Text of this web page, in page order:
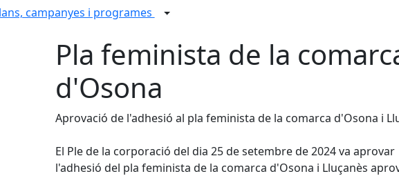
campanyes i programes
Pla feminista de la
d'Osona
Aprovació de l'adhesió al pla feminista de la comarca d'Osona i
El Ple de la corporació del dia 25 de setembre de 2024 va aprovar
l'adhesió del pla feminista de la comarca d'Osona i Lluçanès